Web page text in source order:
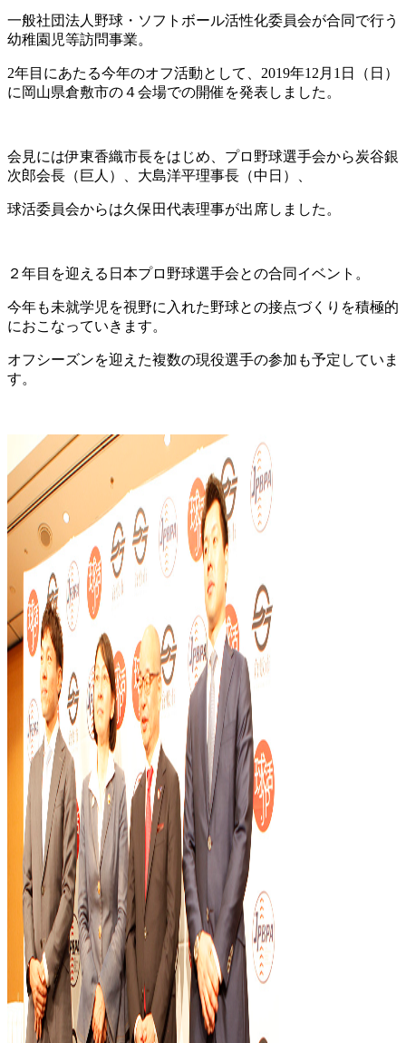
一般社団法人野球・ソフトボール活性化委員会が合同で行う
幼稚園児等訪問事業。
2年目にあたる今年のオフ活動として、2019年12月1日（日）
に岡山県倉敷市の４会場での開催を発表しました。
会見には伊東香織市長をはじめ、プロ野球選手会から炭谷銀
次郎会長（巨人）、大島洋平理事長（中日）、
球活委員会からは久保田代表理事が出席しました。
２年目を迎える日本プロ野球選手会との合同イベント。
今年も未就学児を視野に入れた野球との接点づくりを積極的
におこなっていきます。
オフシーズンを迎えた複数の現役選手の参加も予定していま
す。